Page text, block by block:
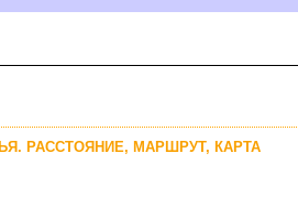
РАССТОЯНИЕ, МАРШРУТ, КАРТА